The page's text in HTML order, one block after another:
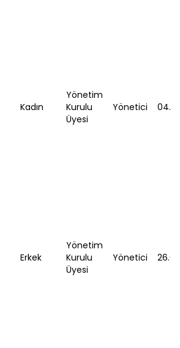
Kadın
Yönetim
Kurulu
Üyesi
Yönetici
Erkek
Yönetim
Kurulu
Üyesi
Yönetici